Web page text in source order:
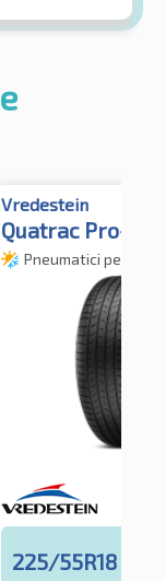
Vredestein
Quatrac Pro+ TL
Pneumatici per
225/55R18